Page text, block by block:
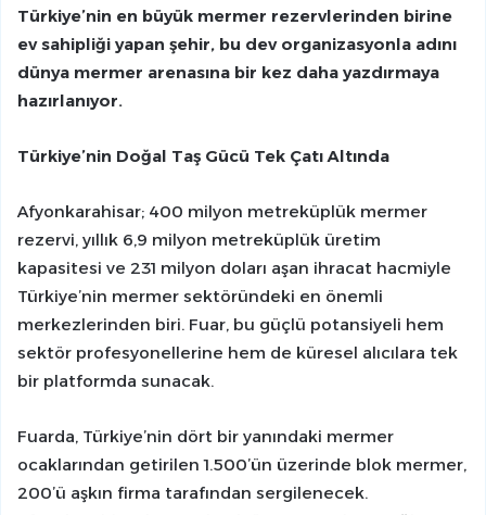
Türkiye’nin en büyük mermer rezervlerinden birine
ev sahipliği yapan şehir, bu dev organizasyonla adını
dünya mermer arenasına bir kez daha yazdırmaya
hazırlanıyor.
Türkiye’nin Doğal Taş Gücü Tek Çatı Altında
Afyonkarahisar; 400 milyon metreküplük mermer
rezervi, yıllık 6,9 milyon metreküplük üretim
kapasitesi ve 231 milyon doları aşan ihracat hacmiyle
Türkiye’nin mermer sektöründeki en önemli
merkezlerinden biri. Fuar, bu güçlü potansiyeli hem
sektör profesyonellerine hem de küresel alıcılara tek
bir platformda sunacak.
Fuarda, Türkiye’nin dört bir yanındaki mermer
ocaklarından getirilen 1.500’ün üzerinde blok mermer,
200’ü aşkın firma tarafından sergilenecek.